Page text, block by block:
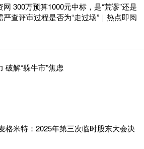
网 300万预算1000元中标，是“荒谬”还是
严查评审过程是否为“走过场”｜热点即阅
破解“躲牛市”焦虑
格米特：2025年第三次临时股东大会决